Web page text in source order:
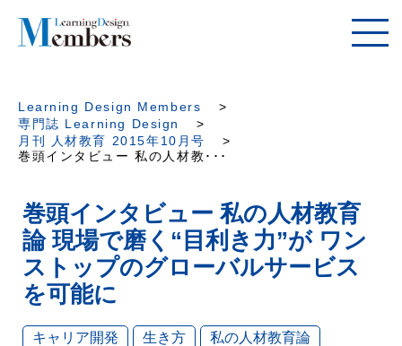
Learning Design Members
専門誌 Learning Design
月刊 人材教育 2015年10月号
巻頭インタビュー 私の人材教･･･
巻頭インタビュー 私の人材教育
論 現場で磨く“目利き力”が ワン
ストップのグローバルサービス
を可能に
キャリア開発 生き方
私の人材教育論